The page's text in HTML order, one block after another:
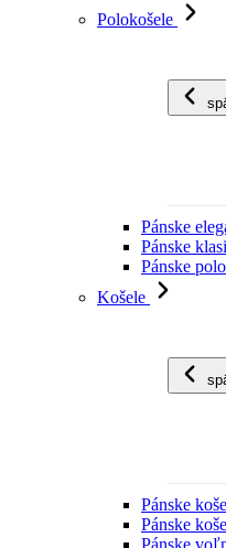
Polokošele
Pánske
Pánske
Pánske
Košele
Pánske
Pánske
Pánske